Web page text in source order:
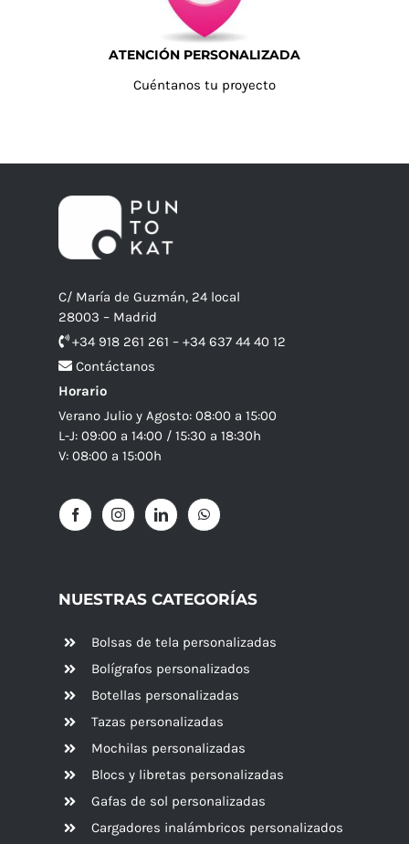
ATENCIÓN PERSONALIZADA
Cuéntanos tu proyecto
C/ María de Guzmán, 24 local
28003 – Madrid
+34 918 261 261 – +34 637 44 40 12
Contáctanos
Horario
Verano Julio y Agosto: 08:00 a 15:00
L-J: 09:00 a 14:00 / 15:30 a 18:30h
V: 08:00 a 15:00h
NUESTRAS CATEGORÍAS
Bolsas de tela personalizadas
Bolígrafos personalizados
Botellas personalizadas
Tazas personalizadas
Mochilas personalizadas
Blocs y libretas personalizadas
Gafas de sol personalizadas
Cargadores inalámbricos personalizados